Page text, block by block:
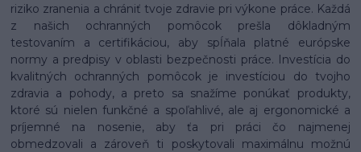
riziko zranenia a chrániť tvoje zdravie pri výkone práce. Každá
z našich ochranných pomôcok prešla dôkladným
testovaním a certifikáciou, aby spĺňala platné európske
normy a predpisy v oblasti bezpečnosti práce. Investícia do
kvalitných ochranných pomôcok je investíciou do tvojho
zdravia a pohody, a preto sa snažíme ponúkať produkty,
ktoré sú nielen funkčné a spoľahlivé, ale aj ergonomické a
príjemné na nosenie, aby ťa pri práci čo najmenej
obmedzovali a zároveň ti poskytovali maximálnu možnú